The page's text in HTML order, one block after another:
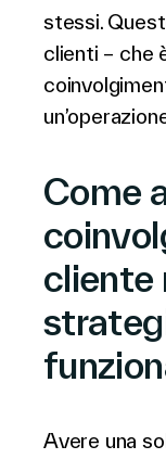
stessi.
clienti – che
Come
cliente
Avere una